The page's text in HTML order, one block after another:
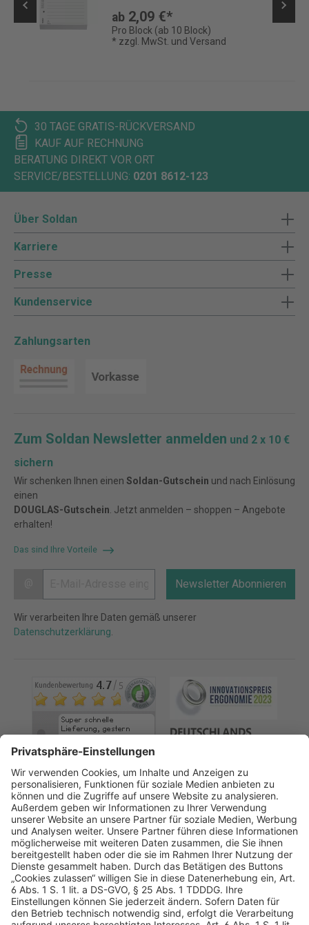
ab 2,09 €*
Pro Block (ab 10 Block)
* zzgl. MwSt. und Versand
30 TAGE GRATIS-RÜCKVERSAND
KAUF AUF RECHNUNG
BERATUNG DIREKT VOR ORT
SERVICE/BESTELLUNG: 0201 8612-123
Über Soldan
Karriere
Presse
Kundenservice
Zahlungsarten
Zum Soldan Newsletter anmelden und 2 x 10 €
sichern
Wir schenken Ihnen einen Soldan-Gutschein und nach Einlösung
einen
DOUGLAS-Gutschein . Jetzt anmelden – shoppen – Angebote
erhalten!
Das sind Ihre Vorteile
Newsletter Abonnieren
Wir verarbeiten Ihre Daten gemäß unserer
Datenschutzerklärung
AGB Datenschutz Impressum